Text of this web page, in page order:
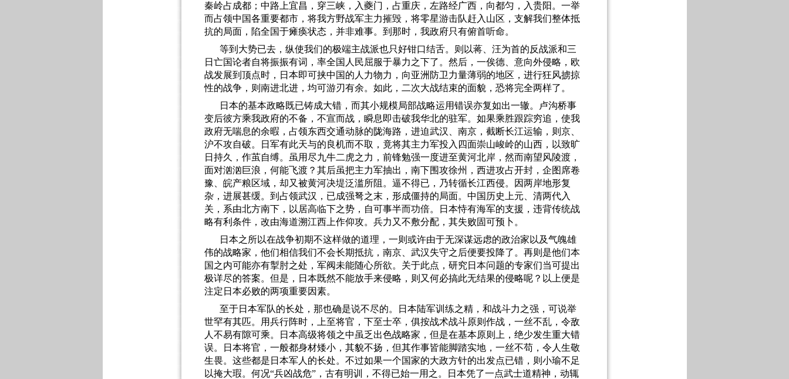
秦岭占成都；中路上宜昌，穿三峡，入夔门，占重庆，左路经广西，向都匀，入贵阳。一举
而占领中国各重要都市，将我方野战军主力摧毁，将零星游击队赶入山区，支解我们整体抵
抗的局面，陷全国于瘫痪状态，并非难事。到那时，我政府只有俯首听命。
等到大势已去，纵使我们的极端主战派也只好钳口结舌。则以蒋、汪为首的反战派和三
日亡国论者自将振振有词，率全国人民屈服于暴力之下了。然后，一俟德、意向外侵略，欧
战发展到顶点时，日本即可挟中国的人力物力，向亚洲防卫力量薄弱的地区，进行狂风掳掠
性的战争，则南进北进，均可游刃有余。如此，二次大战结束的面貌，恐将完全两样了。
日本的基本政略既已铸成大错，而其小规模局部战略运用错误亦复如出一辙。卢沟桥事
变后彼方乘我政府的不备，不宣而战，瞬息即击破我华北的驻军。如果乘胜跟踪穷追，使我
政府无喘息的余暇，占领东西交通动脉的陇海路，进迫武汉、南京，截断长江运输，则京、
沪不攻自破。日军有此天与的良机而不取，竟将其主力军投入四面崇山峻岭的山西，以致旷
日持久，作茧自缚。虽用尽九牛二虎之力，前锋勉强一度进至黄河北岸，然而南望风陵渡，
面对汹汹巨浪，何能飞渡？其后虽把主力军抽出，南下围攻徐州，西进攻占开封，企图席卷
豫、皖产粮区域，却又被黄河决堤泛滥所阻。逼不得已，乃转循长江西侵。因两岸地形复
杂，进展甚缓。到占领武汉，已成强弩之末，形成僵持的局面。中国历史上元、清两代入
关，系由北方南下，以居高临下之势，自可事半而功倍。日本恃有海军的支援，违背传统战
略有利条件，改由海道溯江西上作仰攻。兵力又不敷分配，其失败固可预卜。
日本之所以在战争初期不这样做的道理，一则或许由于无深谋远虑的政治家以及气魄雄
伟的战略家，他们相信我们不会长期抵抗，南京、武汉失守之后便要投降了。再则是他们本
国之内可能亦有掣肘之处，军阀未能随心所欲。关于此点，研究日本问题的专家们当可提出
极详尽的答案。但是，日本既然不能放手来侵略，则又何必搞此无结果的侵略呢？以上便是
注定日本必败的两项重要因素。
至于日本军队的长处，那也确是说不尽的。日本陆军训练之精，和战斗力之强，可说举
世罕有其匹。用兵行阵时，上至将官，下至士卒，俱按战术战斗原则作战，一丝不乱，令敌
人不易有隙可乘。日本高级将领之中虽乏出色战略家，但是在基本原则上，绝少发生重大错
误。日本将官，一般都身材矮小，其貌不扬，但其作事皆能脚踏实地，一丝不苟，令人生敬
生畏。这些都是日本军人的长处。不过如果一个国家的大政方针的出发点已错，则小瑜不足
以掩大瑕。何况“兵凶战危”，古有明训，不得已始一用之。日本凭了一点武士道精神，动辄